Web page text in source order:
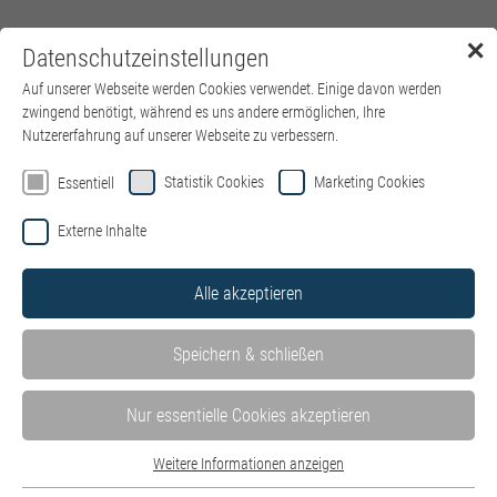
Menü
✕
Datenschutzeinstellungen
Auf unserer Webseite werden Cookies verwendet. Einige davon werden
zwingend benötigt, während es uns andere ermöglichen, Ihre
Nutzererfahrung auf unserer Webseite zu verbessern.
Essentiell Statistik Cookies Marketing Cookies
Externe Inhalte
Alle akzeptieren
Speichern & schließen
Nur essentielle Cookies akzeptieren
Weitere Informationen anzeigen